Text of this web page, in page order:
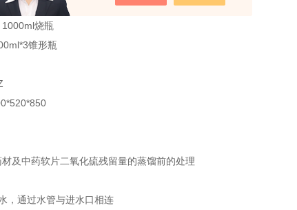
烧瓶
锥形瓶
及中药软片二氧化硫残留量的蒸馏前的处理
，通过水管与进水口相连